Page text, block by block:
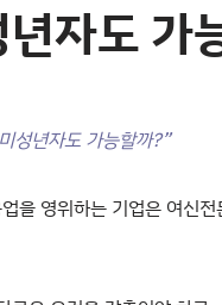
자도 가
성년자도 가능할까?”
을 영위하는 기업은 여신